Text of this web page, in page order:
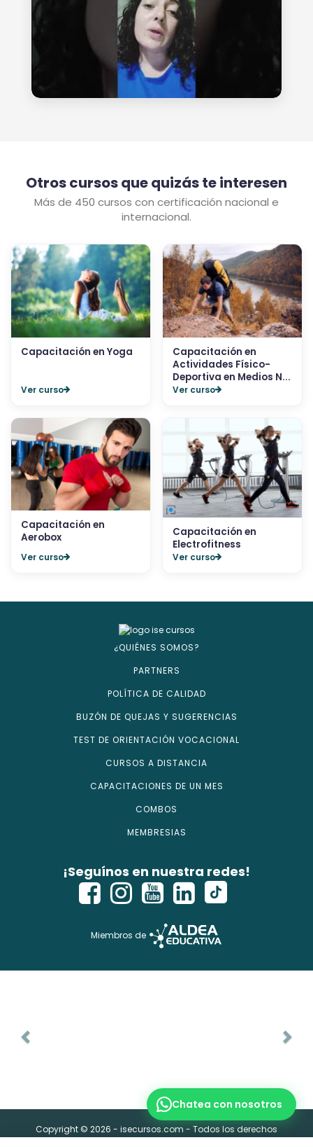
Otros cursos que quizás te interesen
Más de 450 cursos con certificación nacional e
internacional.
Capacitación en Yoga
Ver curso
Capacitación en
Actividades Físico-
Deportiva en Medios N...
Ver curso
Capacitación en
Aerobox
Ver curso
Capacitación en
Electrofitness
Ver curso
¿QUIÉNES SOMOS?
PARTNERS
POLÍTICA DE CALIDAD
BUZÓN DE QUEJAS Y SUGERENCIAS
TEST DE ORIENTACIÓN VOCACIONAL
CURSOS A DISTANCIA
CAPACITACIONES DE UN MES
COMBOS
MEMBRESIAS
¡Seguínos en nuestra redes!
Miembros de
Copyright © 2026 - isecursos.com - Todos los derechos
reservados.
Chatea con nosotros